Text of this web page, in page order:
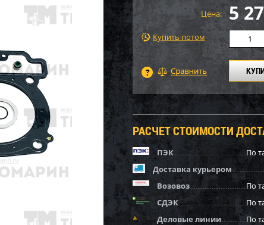
Цена: 5
Купить потом
РАСЧЕТ СТОИМОСТИ
ПЭК
По
Доставка курьером
Возовоз
По
СДЭК
По
Деловые линии
По